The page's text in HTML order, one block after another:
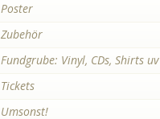
Poster
Zubehör
Fundgrube: Vinyl, CDs, Shirts uv
Tickets
Umsonst!